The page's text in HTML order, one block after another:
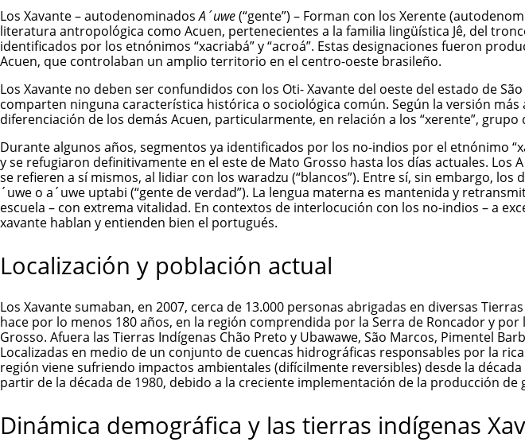
Los Xavante – autodenominadosA´uwe(“gente”) – Forman con los Xerente
literatura antropológica como Acuen, pertenecientes a la familia lingüística Jê, del
identificados por los etnónimos “xacriabá” y “acroá”. Estas designaciones fueron
Acuen, que controlaban un amplio territorio en el centro-oeste brasileño.
Los Xavante no deben ser confundidos con los Oti- Xavante del oeste del estado de
comparten ninguna característica histórica o sociológica común. Según la versión
diferenciación de los demás Acuen, particularmente, en relación a los “xerente”,
Durante algunos años, segmentos ya identificados por los no-indios por el etnónimo
y se refugiaron definitivamente en el este de Mato Grosso hasta los días actuales.
se refieren a sí mismos, al lidiar con los waradzu (“blancos”). Entre sí, sin embargo,
´uwe o a´uwe uptabi (“gente de verdad”). La lengua materna es mantenida y
escuela – con extrema vitalidad. En contextos de interlocución con los no-indios – a
xavante hablan y entienden bien el portugués.
Localización y población actual
Los Xavante sumaban, en 2007, cerca de 13.000 personas abrigadas en diversas
hace por lo menos 180 años, en la región comprendida por la Serra de Roncador y
Grosso. Afuera las Tierras Indígenas Chão Preto y Ubawawe, São Marcos, Pimentel
Localizadas en medio de un conjunto de cuencas hidrográficas responsables por la
región viene sufriendo impactos ambientales (difícilmente reversibles) desde la
partir de la década de 1980, debido a la creciente implementación de la producción de
Dinámica demográfica y las tierras indígenas